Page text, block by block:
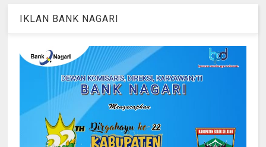
IKLAN BANK NAGARI